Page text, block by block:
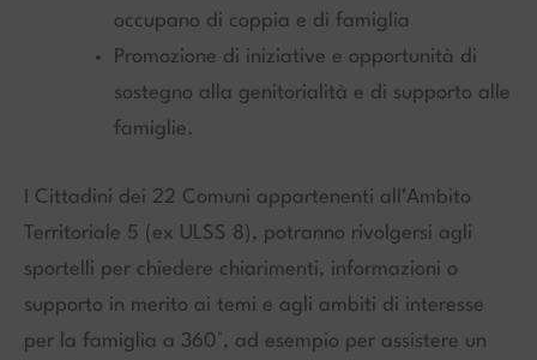
occupano di coppia e di famiglia
Promozione di iniziative e opportunità di
sostegno alla genitorialità e di supporto alle
famiglie.
I Cittadini dei 22 Comuni appartenenti all’Ambito
Territoriale 5 (ex ULSS 8), potranno rivolgersi agli
sportelli per chiedere chiarimenti, informazioni o
supporto in merito ai temi e agli ambiti di interesse
per la famiglia a 360°, ad esempio per assistere un